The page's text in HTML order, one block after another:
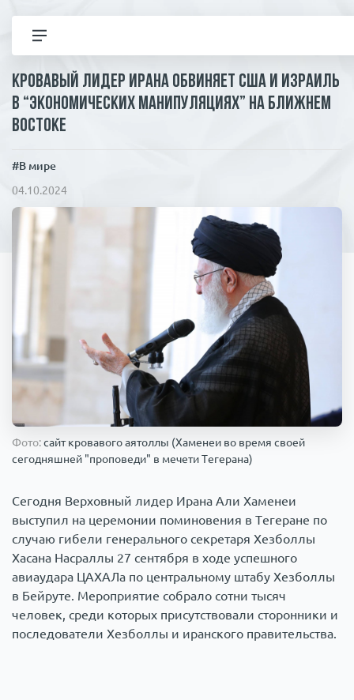
Все
Кровавый лидер Ирана обвиняет США и Израиль
в “экономических манипуляциях” на Ближнем
Востоке
#В мире
04.10.2024
Фото:сайт кровавого аятоллы (Хаменеи во время своей
сегодняшней "проповеди" в мечети Тегерана)
Сегодня Верховный лидер Ирана Али Хаменеи
выступил на церемонии поминовения в Тегеране по
случаю гибели генерального секретаря Хезболлы
Хасана Насраллы 27 сентября в ходе успешного
авиаудара ЦАХАЛа по центральному штабу Хезболлы
в Бейруте. Мероприятие собрало сотни тысяч
человек, среди которых присутствовали сторонники и
последователи Хезболлы и иранского правительства.